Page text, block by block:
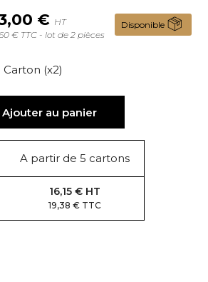
€ HT
€ TTC - lot de 2 pièces
Disponible
(x2)
Ajouter au panier
A partir de 5 cartons
16,15 € HT
19,38 € TTC